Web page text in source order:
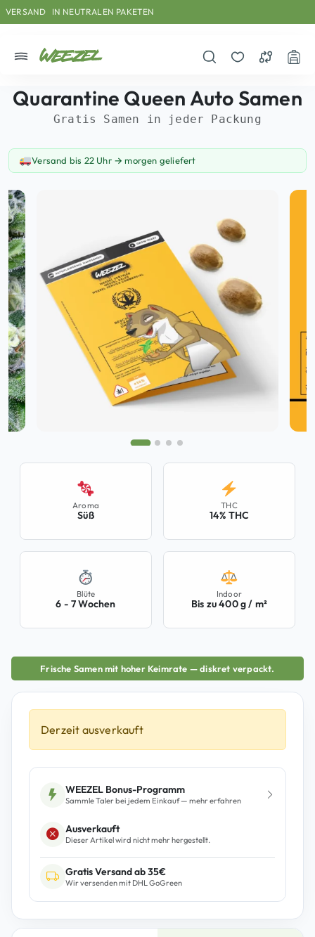
Skip to main content
Direkt zum Inhalt
Weiter zum Footer
VERSAND IN NEUTRALEN PAKETEN
Quarantine Queen Auto Samen
Gratis Samen in jeder Packung
Versand bis 22 Uhr → morgen geliefert
Versand-Information: Versand bis 22 Uhr → morgen geliefert
Aroma
Süß
THC
14% THC
Blüte
6 - 7 Wochen
Indoor
Bis zu 400 g / m²
Frische Samen mit hoher Keimrate — diskret verpackt.
Derzeit ausverkauft
WEEZEL Bonus-Programm
Sammle Taler bei jedem Einkauf — mehr erfahren
Ausverkauft
Dieser Artikel wird nicht mehr hergestellt.
Gratis Versand ab 35€
Wir versenden mit DHL GoGreen